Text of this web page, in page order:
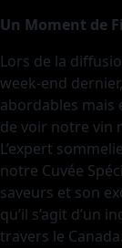
Un Moment de
Lors de la
week-end
abordables mais
de voir notre vin
L’expert
notre Cuvée
saveurs et son
qu’il s’agit d’un
travers le Canada.